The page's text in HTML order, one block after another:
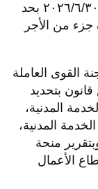
(۱۲%) من الأجر الوظيفي لكل منهم في ٢٠٢٦/٦/٣٠ بحد
جزء من الأجر
القوى العاملة
بتحديد
المدنية،
المدنية،
منحة
الأعمال